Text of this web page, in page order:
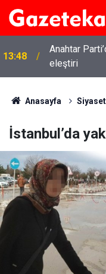
13:48
Anahtar
eleştiri
Kırıkkale’de
artırıldı
Anasayfa Siyaset
İstanbul’da